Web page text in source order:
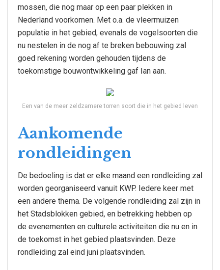
mossen, die nog maar op een paar plekken in
Nederland voorkomen. Met o.a. de vleermuizen
populatie in het gebied, evenals de vogelsoorten die
nu nestelen in de nog af te breken bebouwing zal
goed rekening worden gehouden tijdens de
toekomstige bouwontwikkeling gaf Ian aan.
Een van de meer zeldzamere torren soort die in het gebied leven
Aankomende
rondleidingen
De bedoeling is dat er elke maand een rondleiding zal
worden georganiseerd vanuit KWP. Iedere keer met
een andere thema. De volgende rondleiding zal zijn in
het Stadsblokken gebied, en betrekking hebben op
de evenementen en culturele activiteiten die nu en in
de toekomst in het gebied plaatsvinden. Deze
rondleiding zal eind juni plaatsvinden.